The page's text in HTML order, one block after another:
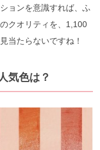
ョンを意識すれば、ふ
クオリティを、1,100
当たらないですね！
気色は？